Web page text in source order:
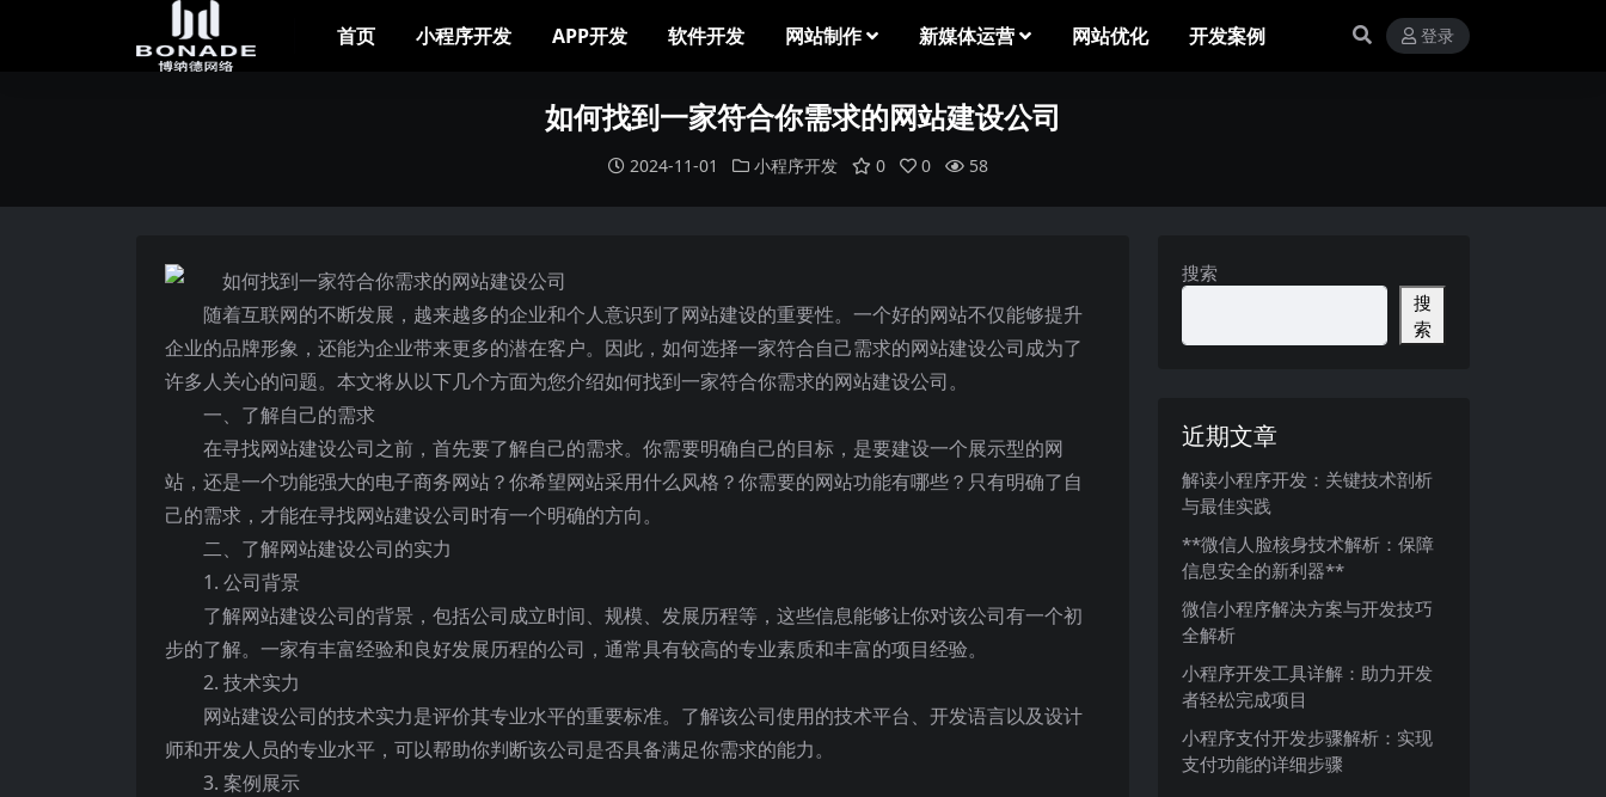
首页 小程序开发 APP开发 软件开发 网站制作 新媒体运营 网站优化 开发案例 登录
如何找到一家符合你需求的网站建设公司
2024-11-01 小程序开发 0 0 58
随着互联网的不断发展，越来越多的企业和个人意识到了网站建设的重要性。一个好的网站不仅能够提升
企业的品牌形象，还能为企业带来更多的潜在客户。因此，如何选择一家符合自己需求的网站建设公司成为了
许多人关心的问题。本文将从以下几个方面为您介绍如何找到一家符合你需求的网站建设公司。
一、了解自己的需求
在寻找网站建设公司之前，首先要了解自己的需求。你需要明确自己的目标，是要建设一个展示型的网
站，还是一个功能强大的电子商务网站？你希望网站采用什么风格？你需要的网站功能有哪些？只有明确了自
己的需求，才能在寻找网站建设公司时有一个明确的方向。
二、了解网站建设公司的实力
1. 公司背景
了解网站建设公司的背景，包括公司成立时间、规模、发展历程等，这些信息能够让你对该公司有一个初
步的了解。一家有丰富经验和良好发展历程的公司，通常具有较高的专业素质和丰富的项目经验。
2. 技术实力
网站建设公司的技术实力是评价其专业水平的重要标准。了解该公司使用的技术平台、开发语言以及设计
师和开发人员的专业水平，可以帮助你判断该公司是否具备满足你需求的能力。
3. 案例展示
搜索
搜
索
近期文章
解读小程序开发：关键技术剖析
与最佳实践
**微信人脸核身技术解析：保障
信息安全的新利器**
微信小程序解决方案与开发技巧
全解析
小程序开发工具详解：助力开发
者轻松完成项目
小程序支付开发步骤解析：实现
支付功能的详细步骤